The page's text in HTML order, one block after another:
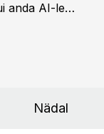
anda AI-le
Nädal